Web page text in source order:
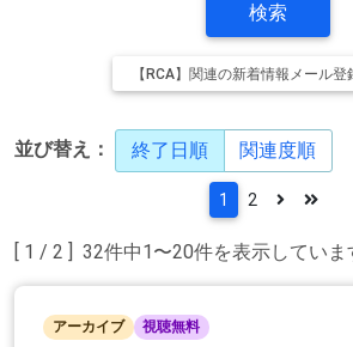
検索
【RCA】関連の新着情報メール登
並び替え： 終了日順 関連度順
[ 1 / 2 ] 32件中1〜20件を表示していま
1 2
アーカイブ 視聴無料